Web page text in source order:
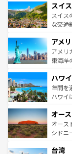
れる地
を参照
は、お酒
ドイツ
リアご
ティー
戦など
ンツ一
スイス
スイス
な交通
の建物
博物館
ことが
ば市内
着のス
アメ
アメリ
東海岸
のよう
ンメン
西部に
部のニ
文化が
しみな
ならではの
ハワイ
年間を
ハワイ
ワイ島
島だが
おすす
れるお
オー
オース
シドニ
リアリ
台湾